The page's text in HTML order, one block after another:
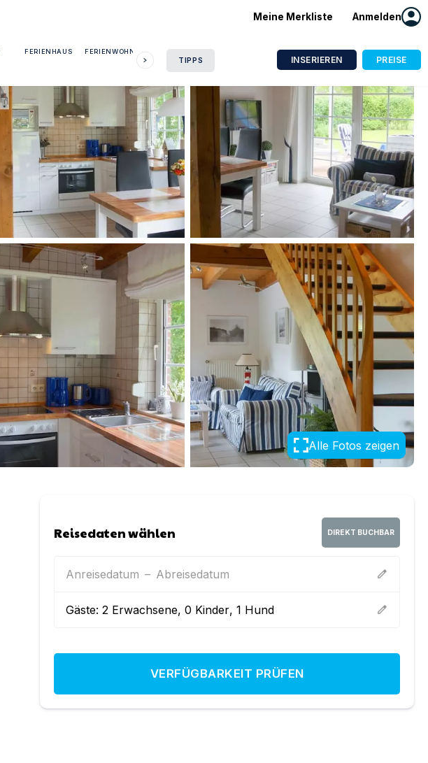
Meine Merkliste Anmelden
FERIENHAUS FERIENWOHNUNG HAUSBOOT CAMPING WOHNMOBIL
TIPPS INSERIEREN PREISE
Alle Fotos zeigen
Reisedaten wählen DIREKT BUCHBAR
Anreisedatum – Abreisedatum edit
Gäste:2 Erwachsene,0 Kinder,1 Hund edit
VERFÜGBARKEIT PRÜFEN